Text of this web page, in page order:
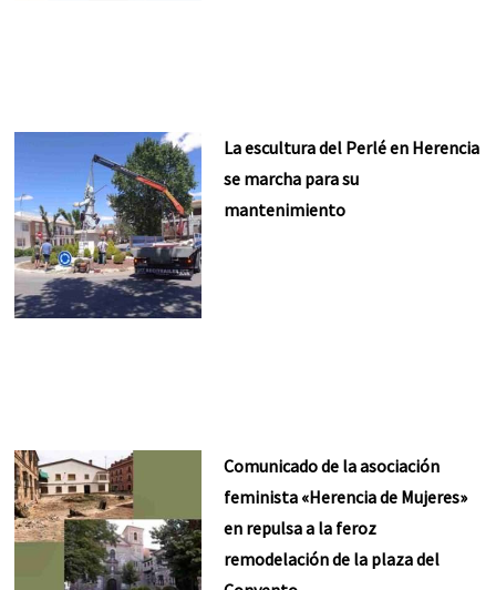
La escultura del Perlé en Herencia
se marcha para su
mantenimiento
Comunicado de la asociación
feminista «Herencia de Mujeres»
en repulsa a la feroz
remodelación de la plaza del